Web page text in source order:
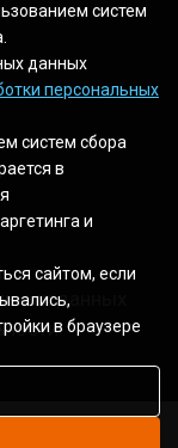
данных
систем
данных
персональных
систем сбора
в
и
сайтом, если
в браузере